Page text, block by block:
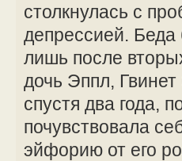
столкнулась с
депрессией. Беда
лишь после
дочь Эппл,
спустя два года,
почувствовала
эйфорию от его